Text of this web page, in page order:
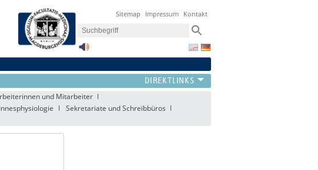
Sitemap Impressum Kontakt
und Mitarbeiter
Sekretariate und Schreibbüros